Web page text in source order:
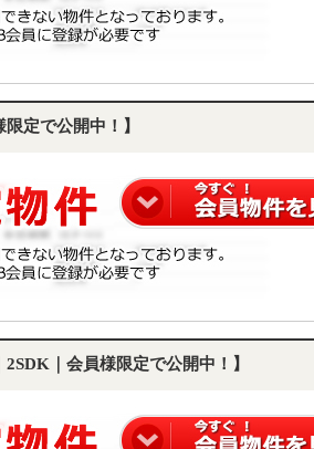
定で公開中！】
｜会員様限定で公開中！】